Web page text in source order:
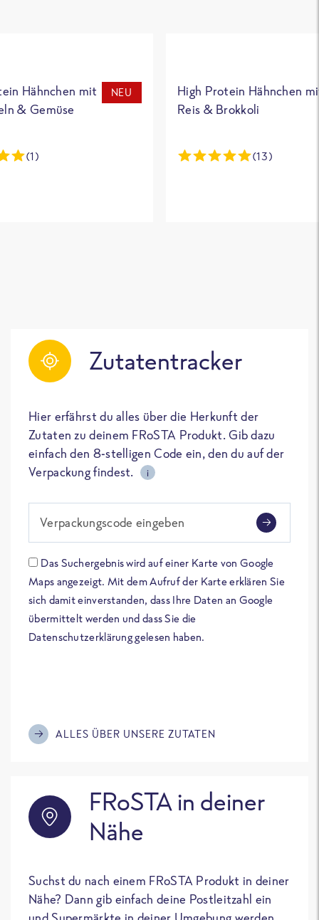
Hähnchen mit
& Gemüse
NEU
(1)
High Protein Hähnchen
Reis & Brokkoli
(13)
Zutatentracker
Hier erfährst du alles über die Herkunft der
Zutaten zu deinem FRoSTA Produkt. Gib dazu
einfach den 8-stelligen Code ein, den du auf der
Verpackung findest.
i
Verpackungscode eingeben
Das Suchergebnis wird auf einer Karte von Google
Maps angezeigt. Mit dem Aufruf der Karte erklären Sie
sich damit einverstanden, dass Ihre Daten an Google
übermittelt werden und dass Sie die
Datenschutzerklärung gelesen haben.
ALLES ÜBER UNSERE ZUTATEN
FRoSTA in deiner
Nähe
Suchst du nach einem FRoSTA Produkt in deiner
Nähe? Dann gib einfach deine Postleitzahl ein